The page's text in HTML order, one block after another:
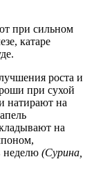
при сильном
катаре
роста и
при сухой
натирают на
на
неделю (Сурина,